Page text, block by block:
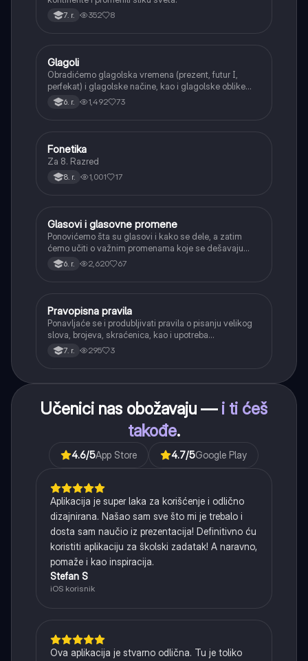
7. r. 352 8
Srpski jezik
Glagoli
Obradićemo glagolska vremena (prezent, futur I,
perfekat) i glagolske načine, kao i glagolske oblike
(infinitiv, glagolski pridevi i prilozi) i glagolski vid
(svršeni i nesvršeni).
6. r. 1,492 73
Srpski jezik
Fonetika
Za 8. Razred
8. r. 1,001 17
Srpski jezik
Glasovi i glasovne promene
Ponovićemo šta su glasovi i kako se dele, a zatim
ćemo učiti o važnim promenama koje se dešavaju
kada se glasovi nađu jedan pored drugog u rečima
(npr. jednačenje suglasnika po zvučnosti i mestu
6. r. 2,620 67
Srpski jezik
Pravopisna pravila
Ponavljaće se i produbljivati pravila o pisanju velikog
slova, brojeva, skraćenica, kao i upotreba
interpunkcije, sa posebnim fokusom na zarez u
složenoj rečenici.
7. r. 295 3
Učenici nas obožavaju — i ti ćeš
takođe.
4.6/5App Store 4.7/5Google Play
Aplikacija je super laka za korišćenje i odlično
dizajnirana. Našao sam sve što mi je trebalo i
dosta sam naučio iz prezentacija! Definitivno ću
koristiti aplikaciju za školski zadatak! A naravno,
pomaže i kao inspiracija.
Stefan S
iOS korisnik
Ova aplikacija je stvarno odlična. Tu je toliko